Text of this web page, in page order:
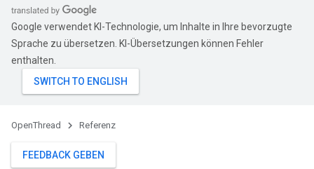
Google verwendet KI-Technologie, um Inhalte in Ihre bevorzugte
Sprache zu übersetzen. KI-Übersetzungen können Fehler
enthalten.
OpenThread Referenz
FEEDBACK GEBEN